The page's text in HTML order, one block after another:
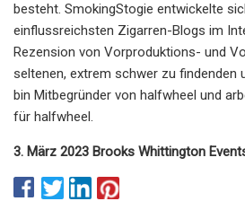
besteht. SmokingStogie entwickelte
einflussreichsten Zigarren-Blogs im
Rezension von Vorproduktions- und
seltenen, extrem schwer zu findenden
bin Mitbegründer von halfwheel und
für halfwheel.
3. März 2023 Brooks Whittington